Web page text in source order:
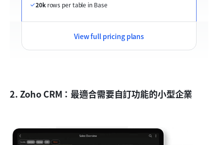
20k rows per table in Base
View full pricing plans
2. Zoho CRM：最適合需要自訂功能的小型企業